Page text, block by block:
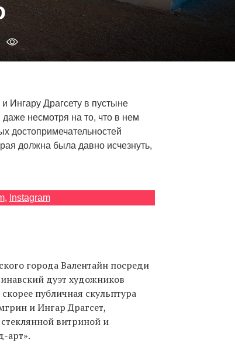
Ингару Драгсету в пустыне
несмотря на то, что в нем
достопримечательностей
должна была давно исчезнуть,
, Instagram
города Валентайн посреди
дуэт художников
публичная скульптура
и Ингар Драгсет,
витриной и
арт».